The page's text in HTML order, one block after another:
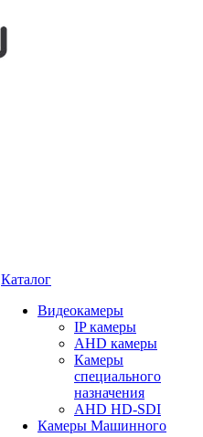
Каталог
Видеокамеры
IP камеры
AHD камеры
Камеры
специального
назначения
AHD HD-SDI
Камеры Машинного